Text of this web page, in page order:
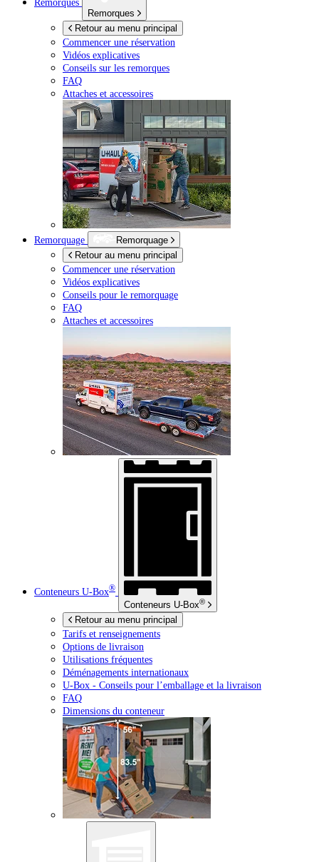
Remorques
Retour au menu principal
Commencer une réservation
Vidéos explicatives
Conseils sur les remorques
FAQ
Attaches et accessoires
Remorquage
Remorquage
Retour au menu principal
Commencer une réservation
Vidéos explicatives
Conseils pour le remorquage
FAQ
Attaches et accessoires
Conteneurs U-Box®
Conteneurs U-Box®
Retour au menu principal
Tarifs et renseignements
Options de livraison
Utilisations fréquentes
Déménagements internationaux
U-Box - Conseils pour l’emballage et la livraison
FAQ
Dimensions du conteneur